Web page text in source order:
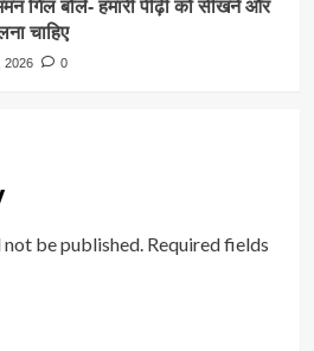
गिल बोले- हमारी पीढ़ी को सीखने और
चाहिए
2026 0
be published. Required fields